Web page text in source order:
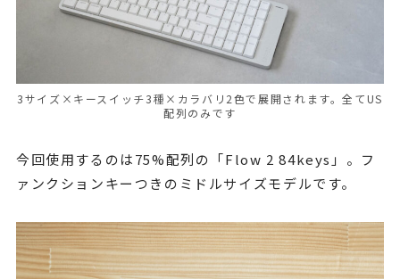
3サイズ×キースイッチ3種×カラバリ2色で展開されます。全てUS
配列のみです
今回使用するのは75%配列の「Flow 2 84keys」。フ
ァンクションキーつきのミドルサイズモデルです。